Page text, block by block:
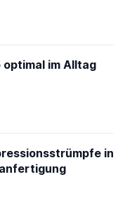
optimal im Alltag
in